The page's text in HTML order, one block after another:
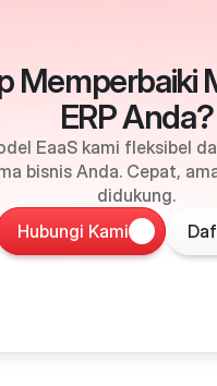
Memperbaiki
ERP Anda?
EaaS kami fleksibel
bisnis Anda. Cepat,
didukung.
Hubungi Kami